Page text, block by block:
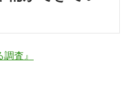
査』